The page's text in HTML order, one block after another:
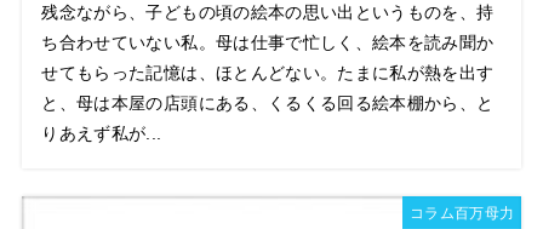
残念ながら、子どもの頃の絵本の思い出というものを、持
ち合わせていない私。母は仕事で忙しく、絵本を読み聞か
せてもらった記憶は、ほとんどない。たまに私が熱を出す
と、母は本屋の店頭にある、くるくる回る絵本棚から、と
りあえず私が...
コラム百万母力